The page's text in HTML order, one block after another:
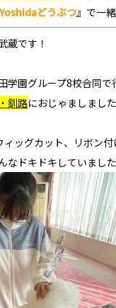
どうぶつ』 で一
蔵です！
学園グループ8校合同で
釧路におじゃましました
ッグカット、リボン
なドキドキしていました